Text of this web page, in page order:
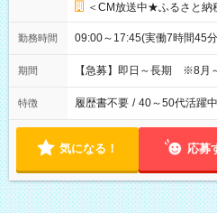
＜CM放送中★ふるさと納
勤務時間 09:00～17:45(実働7時間45
期間 【急募】即日～長期 ※8月
特徴 履歴書不要 / 40～50代活躍中
気になる！ 応募